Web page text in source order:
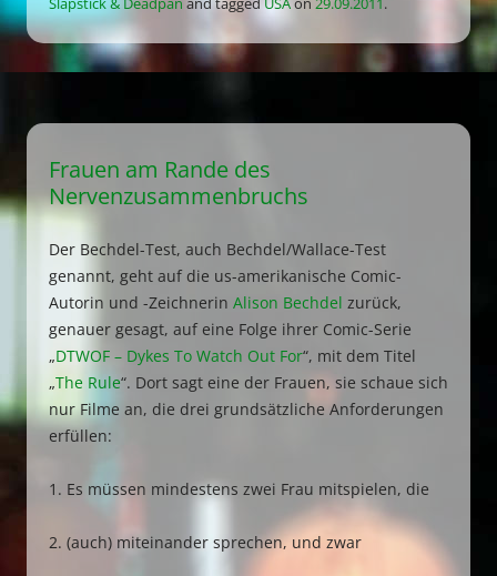
Frauen am Rande des
Nervenzusammenbruchs
Der Bechdel-Test, auch Bechdel/Wallace-Test
genannt, geht auf die us-amerikanische Comic-
Autorin und -Zeichnerin Alison Bechdel zurück,
genauer gesagt, auf eine Folge ihrer Comic-Serie
„DTWOF – Dykes To Watch Out For“, mit dem Titel
„The Rule“. Dort sagt eine der Frauen, sie schaue sich
nur Filme an, die drei grundsätzliche Anforderungen
erfüllen:
1. Es müssen mindestens zwei Frau mitspielen, die
2. (auch) miteinander sprechen, und zwar